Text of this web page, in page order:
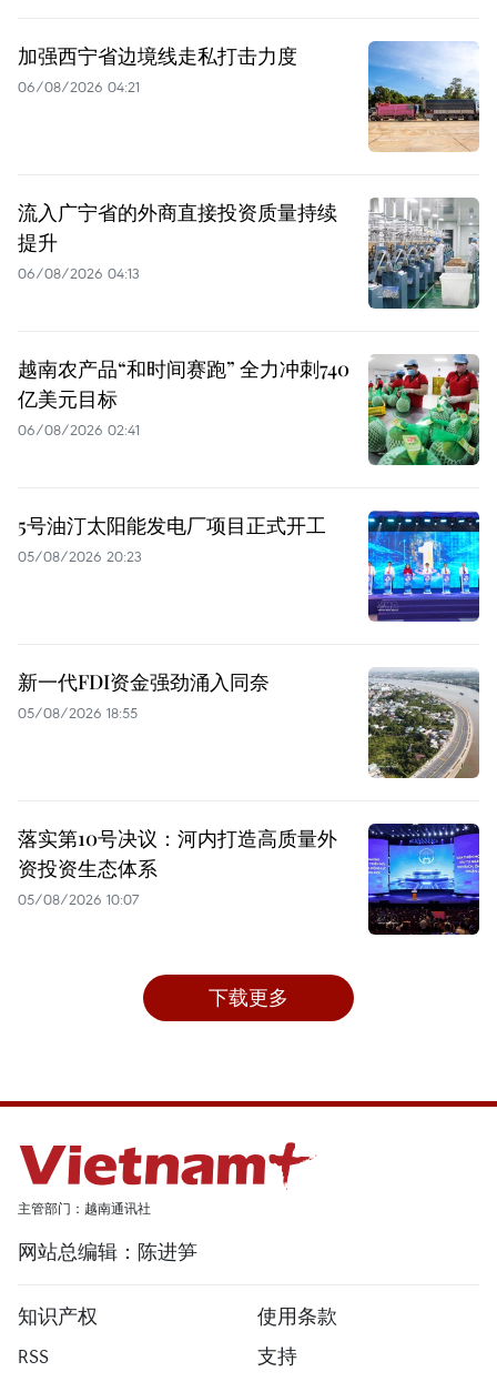
加强西宁省边境线走私打击力度
06/08/2026 04:21
流入广宁省的外商直接投资质量持续
提升
06/08/2026 04:13
越南农产品“和时间赛跑” 全力冲刺740
亿美元目标
06/08/2026 02:41
5号油汀太阳能发电厂项目正式开工
05/08/2026 20:23
新一代FDI资金强劲涌入同奈
05/08/2026 18:55
落实第10号决议：河内打造高质量外
资投资生态体系
05/08/2026 10:07
下载更多
主管部门：越南通讯社
网站总编辑：陈进笋
知识产权
使用条款
RSS
支持